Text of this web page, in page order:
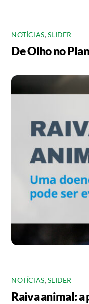
NOTÍCIAS,SLIDER
De Olho no
NOTÍCIAS,SLIDER
Raiva animal: